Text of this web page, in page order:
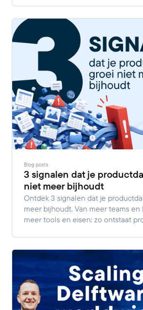
Blog posts
3 signalen dat je
niet meer bijhoudt
Ontdek 3 signalen dat je
meer bijhoudt. Van meer teams
meer tools en eisen: zo ontstaat